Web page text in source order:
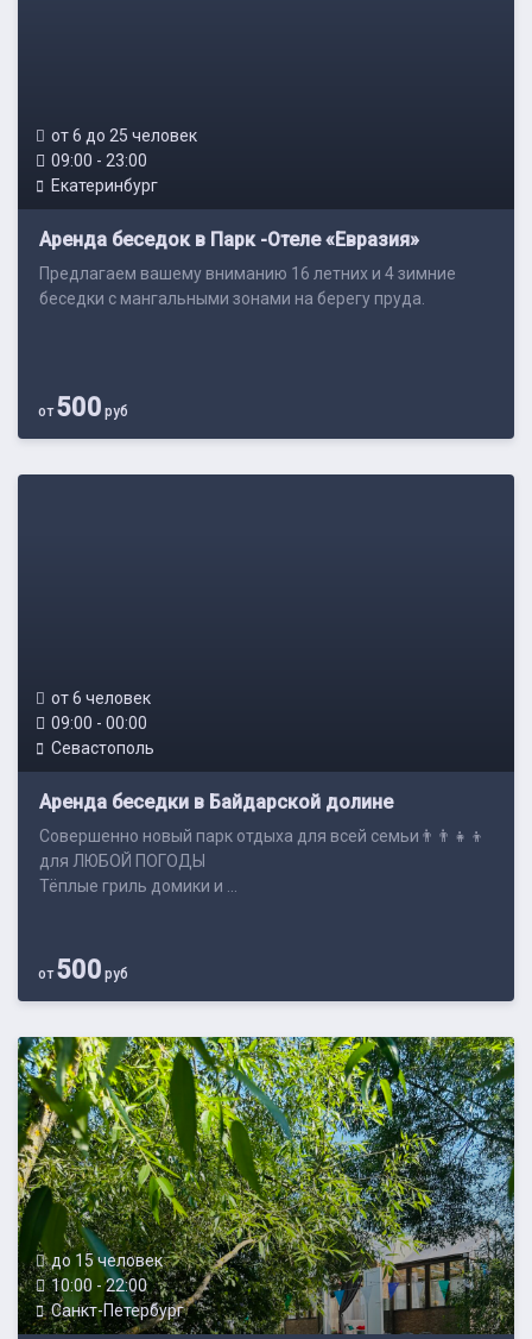
от 6 до 25 человек
09:00 - 23:00
Екатеринбург
Аренда беседок в Парк -Отеле «Евразия»
Предлагаем вашему вниманию 16 летних и 4 зимние
беседки с мангальными зонами на берегу пруда.
от500 руб
от 6 человек
09:00 - 00:00
Севастополь
Аренда беседки в Байдарской долине
Совершенно новый парк отдыха для всей семьи👨‍👨‍👧‍👦
для ЛЮБОЙ ПОГОДЫ
Тёплые гриль домики и ...
от500 руб
до 15 человек
10:00 - 22:00
Санкт-Петербург